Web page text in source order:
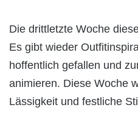
Die drittletzte Woche
Es gibt wieder
hoffentlich gefallen und
animieren. Diese Woche
Lässigkeit und festliche